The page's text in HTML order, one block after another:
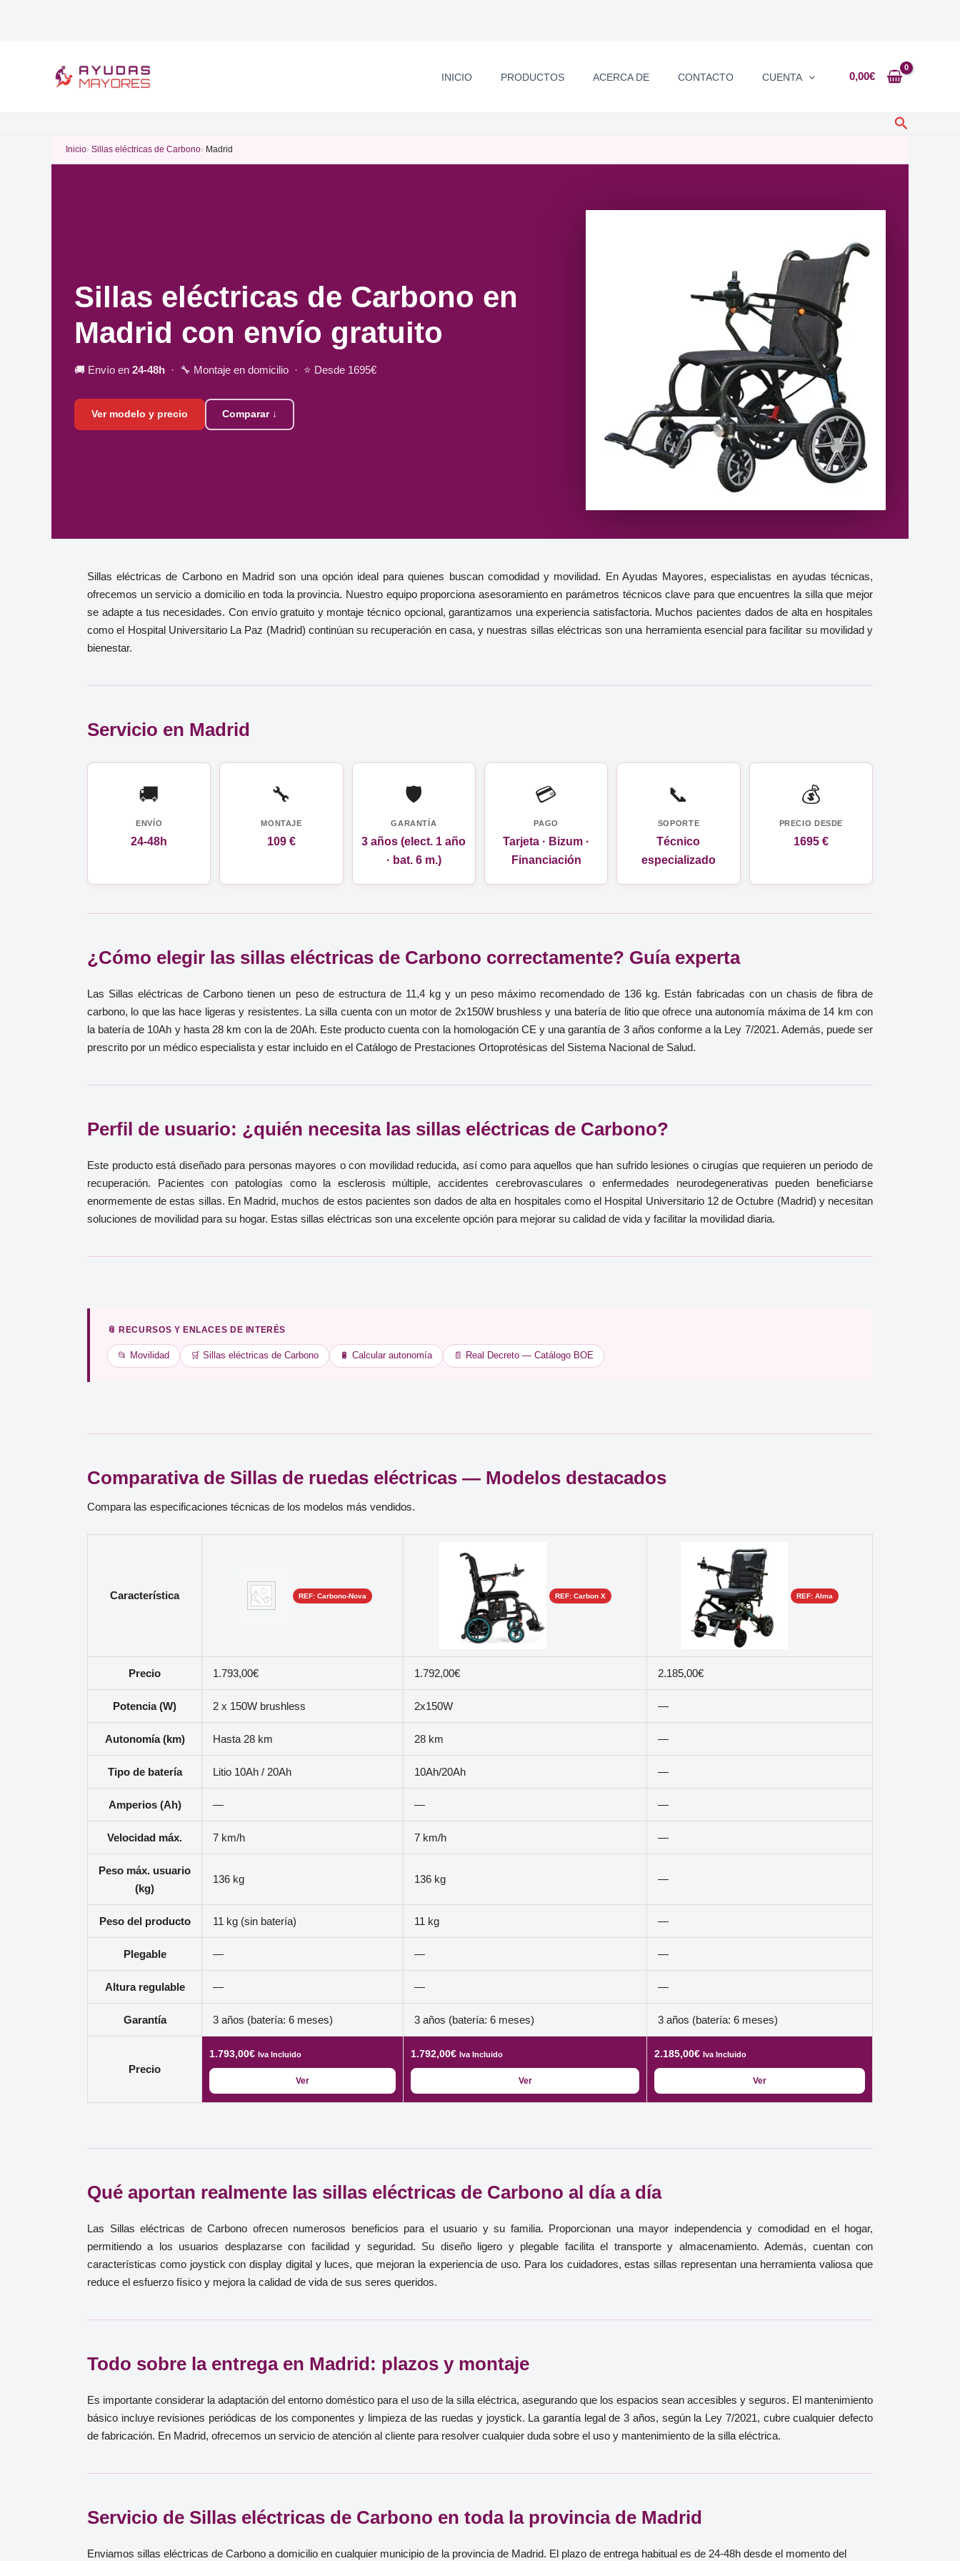
INICIO PRODUCTOS ACERCA DE CONTACTO CUENTA 0,00€
Buscar
Inicio Sillas eléctricas de Carbono Madrid
Sillas eléctricas de Carbono en
Madrid con envío gratuito
🚚 Envío en 24-48h · 🔧 Montaje en domicilio · ⭐ Desde 1695€
Ver modelo y precio Comparar ↓
Sillas eléctricas de Carbono en Madrid son una opción ideal para quienes buscan comodidad y movilidad. En Ayudas Mayores, especialistas en ayudas técnicas,
ofrecemos un servicio a domicilio en toda la provincia. Nuestro equipo proporciona asesoramiento en parámetros técnicos clave para que encuentres la silla que mejor
se adapte a tus necesidades. Con envío gratuito y montaje técnico opcional, garantizamos una experiencia satisfactoria. Muchos pacientes dados de alta en hospitales
como el Hospital Universitario La Paz (Madrid) continúan su recuperación en casa, y nuestras sillas eléctricas son una herramienta esencial para facilitar su movilidad y
bienestar.
Servicio en Madrid
🚚
ENVÍO
24-48h
🔧
MONTAJE
109 €
🛡️
GARANTÍA
3 años (elect. 1 año
· bat. 6 m.)
💳
PAGO
Tarjeta · Bizum ·
Financiación
📞
SOPORTE
Técnico
especializado
💰
PRECIO DESDE
1695 €
¿Cómo elegir las sillas eléctricas de Carbono correctamente? Guía experta
Las Sillas eléctricas de Carbono tienen un peso de estructura de 11,4 kg y un peso máximo recomendado de 136 kg. Están fabricadas con un chasis de fibra de
carbono, lo que las hace ligeras y resistentes. La silla cuenta con un motor de 2x150W brushless y una batería de litio que ofrece una autonomía máxima de 14 km con
la batería de 10Ah y hasta 28 km con la de 20Ah. Este producto cuenta con la homologación CE y una garantía de 3 años conforme a la Ley 7/2021. Además, puede ser
prescrito por un médico especialista y estar incluido en el Catálogo de Prestaciones Ortoprotésicas del Sistema Nacional de Salud.
Perfil de usuario: ¿quién necesita las sillas eléctricas de Carbono?
Este producto está diseñado para personas mayores o con movilidad reducida, así como para aquellos que han sufrido lesiones o cirugías que requieren un periodo de
recuperación. Pacientes con patologías como la esclerosis múltiple, accidentes cerebrovasculares o enfermedades neurodegenerativas pueden beneficiarse
enormemente de estas sillas. En Madrid, muchos de estos pacientes son dados de alta en hospitales como el Hospital Universitario 12 de Octubre (Madrid) y necesitan
soluciones de movilidad para su hogar. Estas sillas eléctricas son una excelente opción para mejorar su calidad de vida y facilitar la movilidad diaria.
📎 RECURSOS Y ENLACES DE INTERÉS
📂 Movilidad 🛒 Sillas eléctricas de Carbono 🔋 Calcular autonomía 📄 Real Decreto — Catálogo BOE
Comparativa de Sillas de ruedas eléctricas — Modelos destacados
Compara las especificaciones técnicas de los modelos más vendidos.
Característica REF: Carbono-Nova REF: Carbon X REF: Alma
Precio 1.793,00€ 1.792,00€ 2.185,00€
Potencia (W) 2 x 150W brushless 2x150W —
Autonomía (km) Hasta 28 km 28 km —
Tipo de batería Litio 10Ah / 20Ah 10Ah/20Ah —
Amperios (Ah) — — —
Velocidad máx. 7 km/h 7 km/h —
Peso máx. usuario
(kg)
136 kg 136 kg —
Peso del producto 11 kg (sin batería) 11 kg —
Plegable — — —
Altura regulable — — —
Garantía 3 años (batería: 6 meses) 3 años (batería: 6 meses) 3 años (batería: 6 meses)
Precio
1.793,00€ Iva Incluido
Ver
1.792,00€ Iva Incluido
Ver
2.185,00€ Iva Incluido
Ver
Qué aportan realmente las sillas eléctricas de Carbono al día a día
Las Sillas eléctricas de Carbono ofrecen numerosos beneficios para el usuario y su familia. Proporcionan una mayor independencia y comodidad en el hogar,
permitiendo a los usuarios desplazarse con facilidad y seguridad. Su diseño ligero y plegable facilita el transporte y almacenamiento. Además, cuentan con
características como joystick con display digital y luces, que mejoran la experiencia de uso. Para los cuidadores, estas sillas representan una herramienta valiosa que
reduce el esfuerzo físico y mejora la calidad de vida de sus seres queridos.
Todo sobre la entrega en Madrid: plazos y montaje
Es importante considerar la adaptación del entorno doméstico para el uso de la silla eléctrica, asegurando que los espacios sean accesibles y seguros. El mantenimiento
básico incluye revisiones periódicas de los componentes y limpieza de las ruedas y joystick. La garantía legal de 3 años, según la Ley 7/2021, cubre cualquier defecto
de fabricación. En Madrid, ofrecemos un servicio de atención al cliente para resolver cualquier duda sobre el uso y mantenimiento de la silla eléctrica.
Servicio de Sillas eléctricas de Carbono en toda la provincia de Madrid
Enviamos sillas eléctricas de Carbono a domicilio en cualquier municipio de la provincia de Madrid. El plazo de entrega habitual es de 24-48h desde el momento del